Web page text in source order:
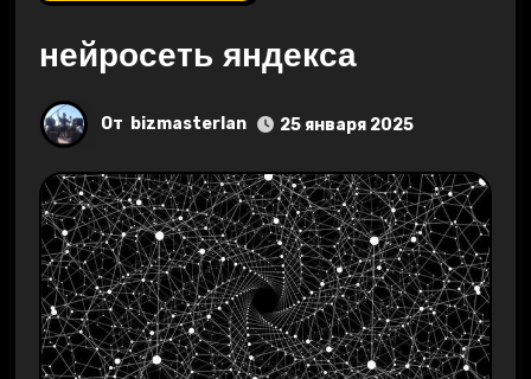
нейросеть яндекса
От bizmasterlan 25 января 2025